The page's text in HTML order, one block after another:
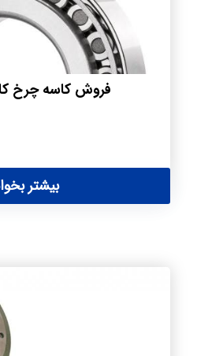
فروش کاسه چرخ
بیشتر